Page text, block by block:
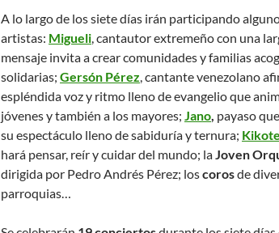
A lo largo de los siete días irán participando
artistas: Migueli, cantautor extremeño con una
mensaje invita a crear comunidades y familias
solidarias; Gersón Pérez, cantante venezolano
espléndida voz y ritmo lleno de evangelio que
jóvenes y también a los mayores; Jano, payaso
su espectáculo lleno de sabiduría y ternura; Kikote
hará pensar, reír y cuidar del mundo; laJoven
dirigida por Pedro Andrés Pérez; loscorosde
parroquias…